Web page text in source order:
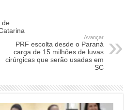
de
Avançar
PRF escolta desde o Paraná
carga de 15 milhões de luvas
cirúrgicas que serão usadas em
SC